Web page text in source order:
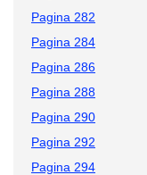
Pagina 282
Pagina 284
Pagina 286
Pagina 288
Pagina 290
Pagina 292
Pagina 294